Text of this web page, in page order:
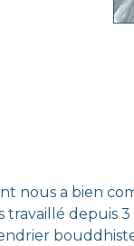
nous a bien
travaillé